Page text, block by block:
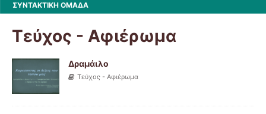
ΣΥΝΤΑΚΤΙΚΗ ΟΜΑΔΑ
Τεύχος - Αφιέρωμα
Δραμάιλο
Τεύχος - Αφιέρωμα